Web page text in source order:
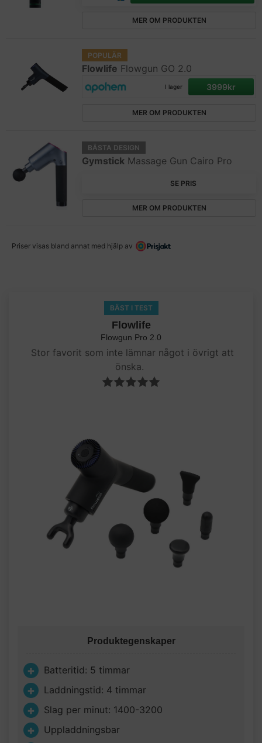
MER OM PRODUKTEN
POPULÄR
Flowlife Flowgun GO 2.0
I lager 3999kr
MER OM PRODUKTEN
BÄSTA DESIGN
Gymstick Massage Gun Cairo Pro
SE PRIS
MER OM PRODUKTEN
Priser visas bland annat med hjälp av
BÄST I TEST
Flowlife
Flowgun Pro 2.0
Stor favorit som inte lämnar något i övrigt att
önska.
Produktegenskaper
Batteritid: 5 timmar
Laddningstid: 4 timmar
Slag per minut: 1400-3200
Uppladdningsbar